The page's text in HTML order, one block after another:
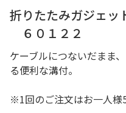
折りたたみガジェッ
６０１２２
ケーブルにつないだまま
る便利な溝付。
※1回のご注文はお一人様